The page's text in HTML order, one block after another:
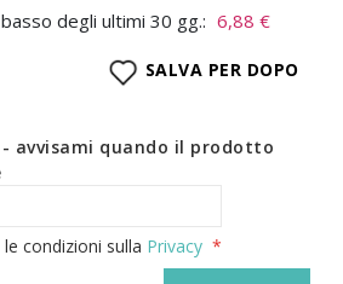
degli ultimi 30 gg.: 6,88 €
SALVA PER DOPO
avvisami quando il prodotto
condizioni sulla Privacy